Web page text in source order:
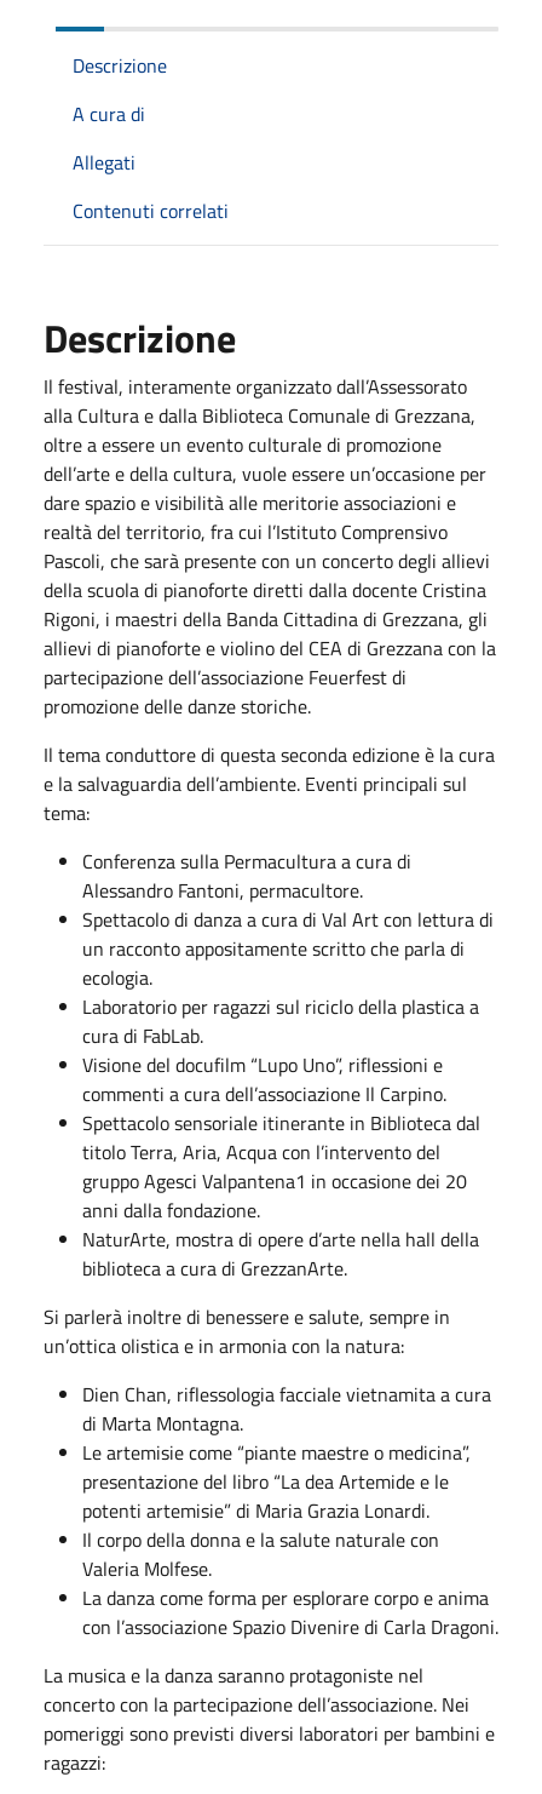
Descrizione
A cura di
Allegati
Contenuti correlati
Descrizione
Il festival, interamente organizzato dall’Assessorato
alla Cultura e dalla Biblioteca Comunale di Grezzana,
oltre a essere un evento culturale di promozione
dell’arte e della cultura, vuole essere un’occasione per
dare spazio e visibilità alle meritorie associazioni e
realtà del territorio, fra cui l’Istituto Comprensivo
Pascoli, che sarà presente con un concerto degli allievi
della scuola di pianoforte diretti dalla docente Cristina
Rigoni, i maestri della Banda Cittadina di Grezzana, gli
allievi di pianoforte e violino del CEA di Grezzana con la
partecipazione dell’associazione Feuerfest di
promozione delle danze storiche.
Il tema conduttore di questa seconda edizione è la cura
e la salvaguardia dell’ambiente. Eventi principali sul
tema:
Conferenza sulla Permacultura a cura di
Alessandro Fantoni, permacultore.
Spettacolo di danza a cura di Val Art con lettura di
un racconto appositamente scritto che parla di
ecologia.
Laboratorio per ragazzi sul riciclo della plastica a
cura di FabLab.
Visione del docufilm “Lupo Uno”, riflessioni e
commenti a cura dell’associazione Il Carpino.
Spettacolo sensoriale itinerante in Biblioteca dal
titolo Terra, Aria, Acqua con l’intervento del
gruppo Agesci Valpantena1 in occasione dei 20
anni dalla fondazione.
NaturArte, mostra di opere d’arte nella hall della
biblioteca a cura di GrezzanArte.
Si parlerà inoltre di benessere e salute, sempre in
un’ottica olistica e in armonia con la natura:
Dien Chan, riflessologia facciale vietnamita a cura
di Marta Montagna.
Le artemisie come “piante maestre o medicina”,
presentazione del libro “La dea Artemide e le
potenti artemisie” di Maria Grazia Lonardi.
Il corpo della donna e la salute naturale con
Valeria Molfese.
La danza come forma per esplorare corpo e anima
con l’associazione Spazio Divenire di Carla Dragoni.
La musica e la danza saranno protagoniste nel
concerto con la partecipazione dell’associazione. Nei
pomeriggi sono previsti diversi laboratori per bambini e
ragazzi: